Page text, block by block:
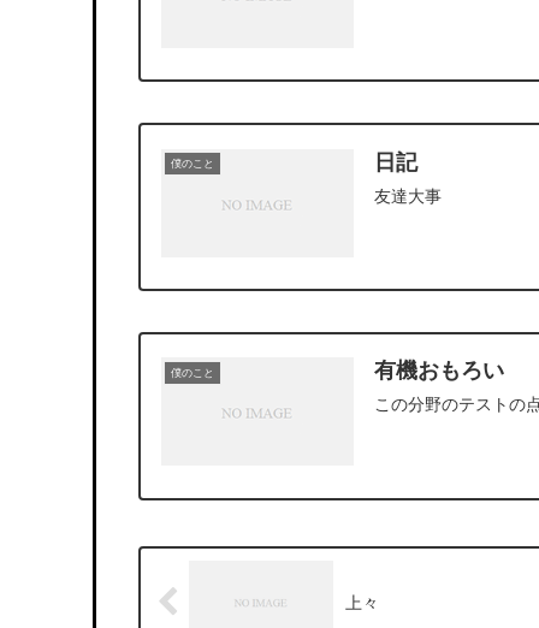
僕のこと 日記
友達大事
僕のこと 有機おもろい
この分野のテストの
上々